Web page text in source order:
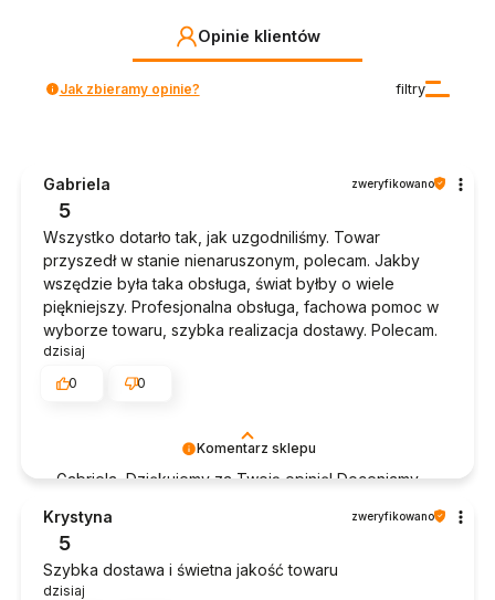
Opinie klientów
filtry
Jak zbieramy opinie?
Komentarz sklepu
Gabriela, Dziękujemy za Twoją opinię! Doceniamy
doświadczeniem. Jesteśmy szczęśliwi, że mamy
takich klientów. Z pozdrowieniami, obsługa sklepu.
Gabriela zweryfikowano
5
Wszystko dotarło tak, jak uzgodniliśmy. Towar
przyszedł w stanie nienaruszonym, polecam. Jakby
wszędzie była taka obsługa, świat byłby o wiele
piękniejszy. Profesjonalna obsługa, fachowa pomoc w
wyborze towaru, szybka realizacja dostawy. Polecam.
dzisiaj
0
0
Krystyna zweryfikowano
5
Szybka dostawa i świetna jakość towaru
dzisiaj